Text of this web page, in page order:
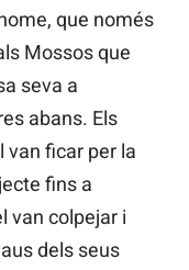
que només
Mossos que
seva a
abans. Els
van ficar per la
fins a
van colpejar i
dels seus